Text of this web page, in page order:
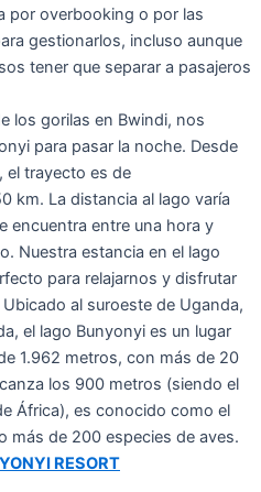
por overbooking o por las
gestionarlos, incluso aunque
tener que separar a pasajeros
los gorilas en Bwindi, nos
para pasar la noche. Desde
el trayecto es de
km. La distancia al lago varía
encuentra entre una hora y
Nuestra estancia en el lago
para relajarnos y disfrutar
al suroeste de Uganda,
el lago Bunyonyi es un lugar
1.962 metros, con más de 20
los 900 metros (siendo el
África), es conocido como el
más de 200 especies de aves.
RESORT